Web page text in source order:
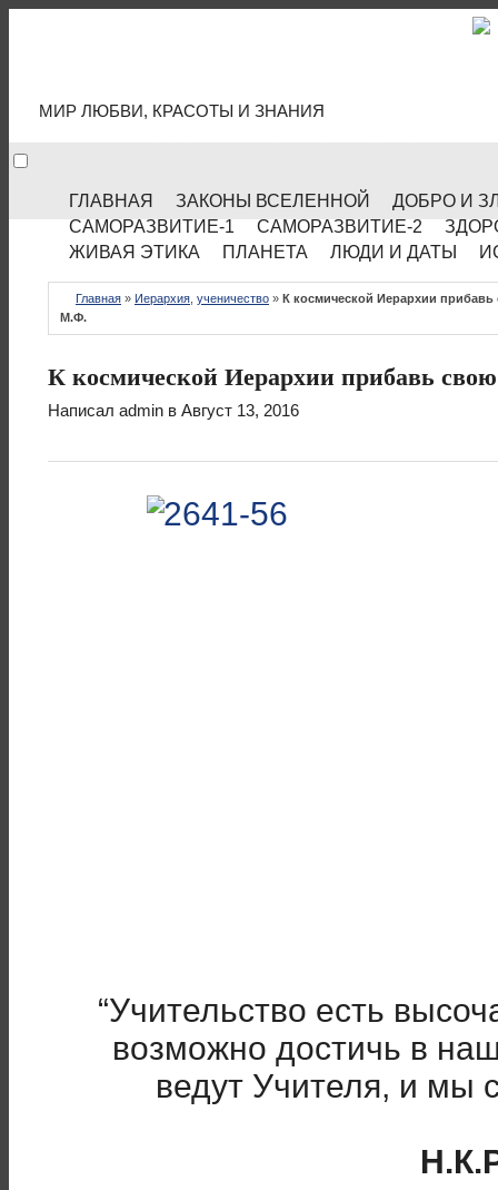
МИР ЛЮБВИ, КРАСОТЫ И ЗНАНИЯ
ГЛАВНАЯ ЗАКОНЫ ВСЕЛЕННОЙ
ДОБРО И
САМОРАЗВИТИЕ-1
САМОРАЗВИТИЕ-2
ЖИВАЯ ЭТИКА
ПЛАНЕТА ЛЮДИ И ДАТЫ
Главная » Иерархия ученичество » К космической Иерархии
М.Ф.
К космической Иерархии прибавь
Написал admin в Август 13, 2016
“Учительство есть
возможно достичь в
ведут Учителя, и мы